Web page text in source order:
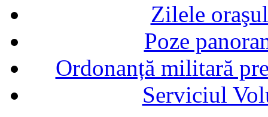
Zilele
Poze
Ordonanță militară
Serviciul